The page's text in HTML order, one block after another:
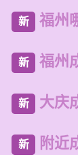
新 福州
新 福州
新 大庆
新 附近